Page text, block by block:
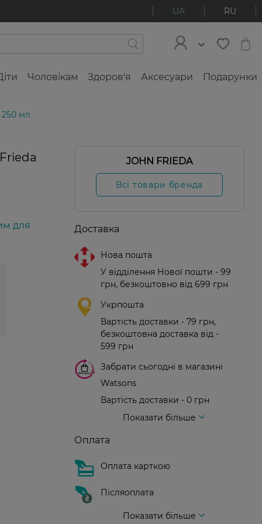
UA RU
Чоловікам Здоров'я Аксесуари Подарунки
мл
для
JOHN FRIEDA
Всі товари бренда
Доставка
Нова пошта
У відділення Нової пошти - 99
грн, безкоштовно від 699 грн
Укрпошта
Вартість доставки - 79 грн,
безкоштовна доставка від -
599 грн
Забрати сьогодні в магазині
Watsons
Вартість доставки - 0 грн
Показати більше
Оплата
Оплата карткою
Післяоплата
Показати більше